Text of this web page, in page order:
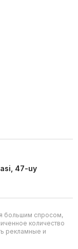
47-uy
большим спросом,
количество
рекламные и